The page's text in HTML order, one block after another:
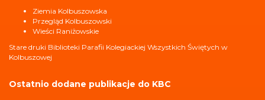
Ziemia Kolbuszowska
Przegląd Kolbuszowski
Wieści Raniżowskie
Stare druki Biblioteki Parafii Kolegiackiej Wszystkich Świętych w
Kolbuszowej
Ostatnio dodane publikacje do KBC